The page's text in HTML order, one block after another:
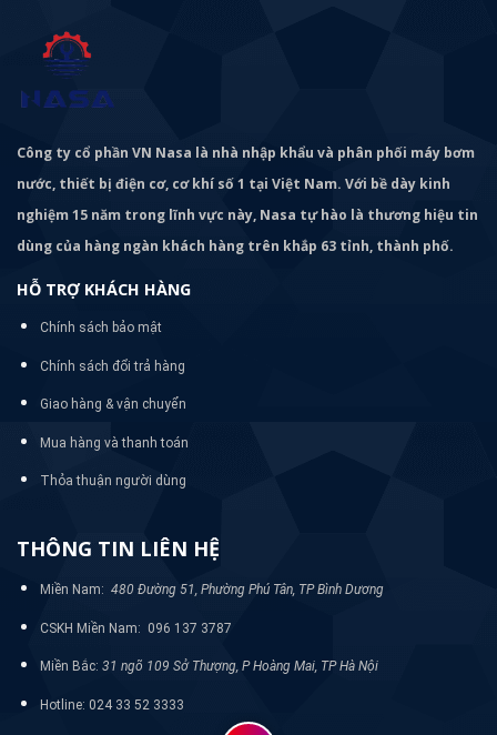
Công ty cổ phần VN Nasa là nhà nhập khẩu và phân phối máy bơm
nước, thiết bị điện cơ, cơ khí số 1 tại Việt Nam. Với bề dày kinh
nghiệm 15 năm trong lĩnh vực này, Nasa tự hào là thương hiệu tin
dùng của hàng ngàn khách hàng trên khắp 63 tỉnh, thành phố.
HỖ TRỢ KHÁCH HÀNG
Chính sách bảo mật
Chính sách đổi trả hàng
Giao hàng & vận chuyển
Mua hàng và thanh toán
Thỏa thuận người dùng
THÔNG TIN LIÊN HỆ
Miền Nam: 480 Đường 51, Phường Phú Tân, TP Bình Dương
CSKH Miền Nam: 096 137 3787
Miền Bắc: 31 ngõ 109 Sở Thượng, P Hoàng Mai, TP Hà Nội
Hotline: 024 33 52 3333